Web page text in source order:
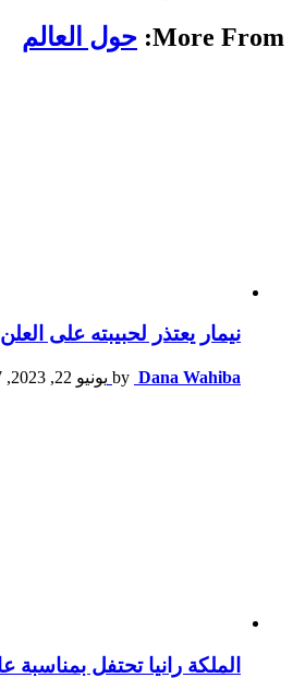
More From: حول العالم
نيمار يعتذر لحبيبته على العلن
by Dana Wahiba يونيو 22, 2023, 4:37 م
الملكة رانيا تحتفل بمناسبة